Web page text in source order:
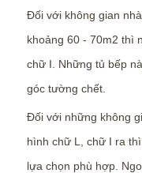
Đối với không gian
khoảng 60 - 70m2 thì
chữ I. Những tủ bếp
góc tường chết.
Đối với những không
hình chữ L, chữ I ra
lựa chọn phù hợp.